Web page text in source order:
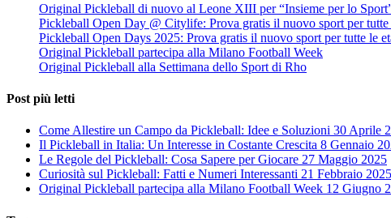
Original Pickleball di nuovo al Leone XIII per “Insieme per lo
Pickleball Open Day @ Citylife: Prova gratis il nuovo sport per
Pickleball Open Days 2025: Prova gratis il nuovo sport per tutte le
Original Pickleball partecipa alla Milano Football Week
Original Pickleball alla Settimana dello Sport di Rho
Post più letti
Come Allestire un Campo da Pickleball: Idee e Soluzioni 30 Aprile
Il Pickleball in Italia: Un Interesse in Costante Crescita 8 Gennaio
Le Regole del Pickleball: Cosa Sapere per Giocare 27 Maggio 2025
Curiosità sul Pickleball: Fatti e Numeri Interessanti 21 Febbraio 2025
Original Pickleball partecipa alla Milano Football Week 12 Giugno